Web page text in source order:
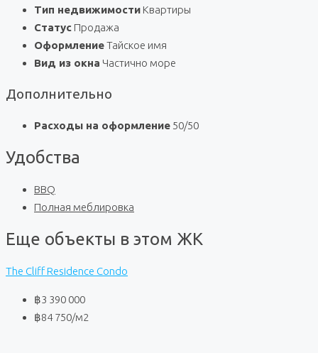
Тип недвижимости Квартиры
Статус Продажа
ОформлениеТайское имя
Вид из окна Частично море
Дополнительно
Расходы на оформление 50/50
Удобства
BBQ
Полная меблировка
Еще объекты в этом ЖК
The Cliff Residence Condo
฿3 390 000
฿84 750/м2